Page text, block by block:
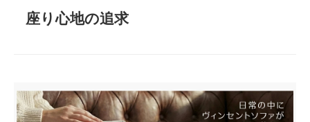
座り心地の追求